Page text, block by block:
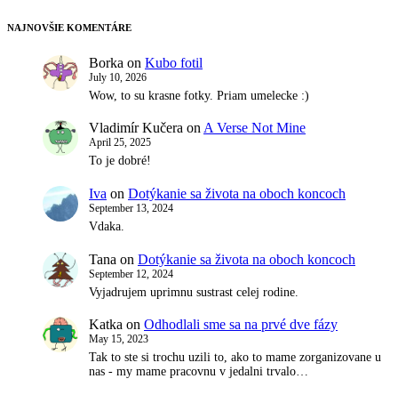
NAJNOVŠIE KOMENTÁRE
Borka on Kubo fotil
July 10, 2026
Wow, to su krasne fotky. Priam umelecke :)
Vladimír Kučera on A Verse Not Mine
April 25, 2025
To je dobré!
Iva on Dotýkanie sa života na oboch koncoch
September 13, 2024
Vdaka.
Tana on Dotýkanie sa života na oboch koncoch
September 12, 2024
Vyjadrujem uprimnu sustrast celej rodine.
Katka on Odhodlali sme sa na prvé dve fázy
May 15, 2023
Tak to ste si trochu uzili to, ako to mame zorganizovane u
nas - my mame pracovnu v jedalni trvalo…